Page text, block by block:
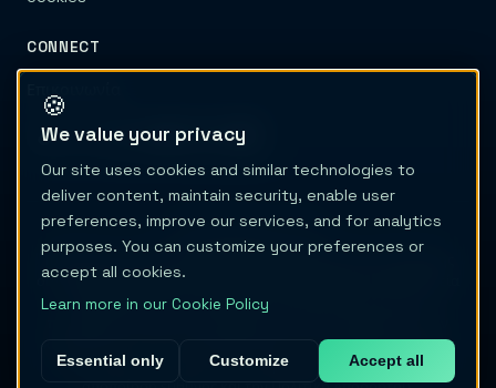
CONNECT
© 2026 Migraine Trail
Το Migraine Trail δεν είναι πάροχος υγειονομικής περίθαλψης
ούτε ιατροτεχνολογικό προϊόν. Το περιεχόμενο και τα εργαλεία
παρέχονται μόνο για εκπαιδευτικούς σκοπούς και δεν
καθυστερείτε ποτέ την περίθαλψη και μην αλλάζετε θεραπεία
βάσει αυτού του ιστότοπου. Διαβάστε την πλήρηιατρική
🍪
We value your privacy
Our site uses cookies and similar technologies to
deliver content, maintain security, enable user
preferences, improve our services, and for analytics
purposes. You can customize your preferences or
accept all cookies.
Learn more in our Cookie Policy
Essential only Customize Accept all